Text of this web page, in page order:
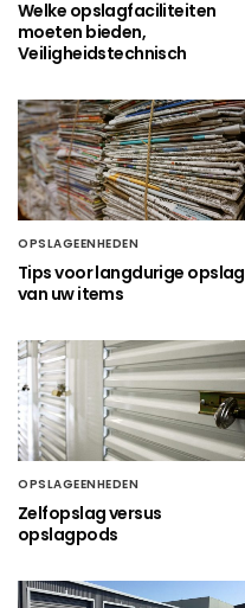
Welke opslagfaciliteiten
moeten bieden,
Veiligheidstechnisch
OPSLAGEENHEDEN
Tips voor langdurige opslag
van uw items
OPSLAGEENHEDEN
Zelfopslag versus
opslagpods